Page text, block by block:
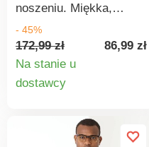
noszeniu. Miękka,
wygodna dzianina,
przyjemna w noszeniu.
Okrągły dekolt. Długie
Ściągacz u dołu. Można
- 45%
172,99 zł
86,99 zł
Na stanie u
dostawcy